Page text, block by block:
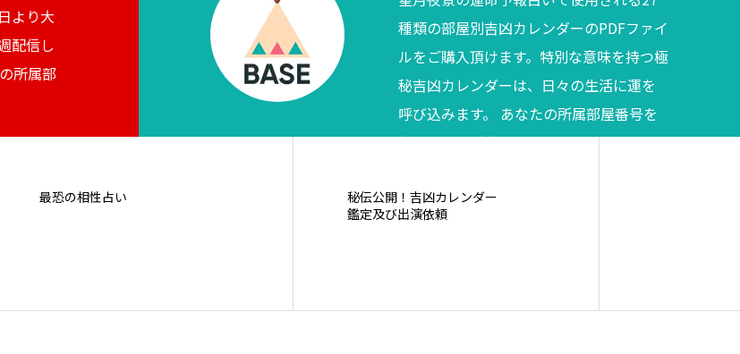
より大
配信し
所属部
種類の部屋別吉凶カレンダーのPDFファイ
ルをご購入頂けます。特別な意味を持つ極
秘吉凶カレンダーは、日々の生活に運を
呼び込みます。 あなたの所属部屋番号を
調べてからご購入ください。
最恐の相性占い
秘伝公開！吉凶カレンダー
鑑定及び出演依頼